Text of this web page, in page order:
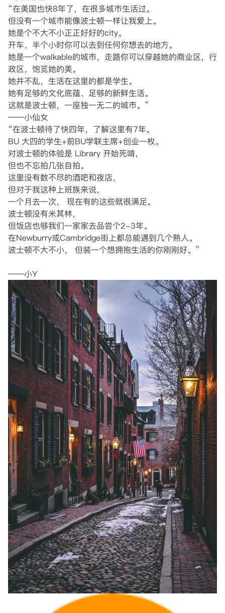
“在美国也快8年了，在很多城市生活过。
但没有一个城市能像波士顿一样让我爱上。
她是个不大不小正正好好的city。
开车，半个小时你可以去到任何你想去的地方。
她是一个walkable的城市，走路你可以穿越她的商业区，行
政区，饱览她的美。
她并不乱，生活在这里的都是学生。
她有足够的文化底蕴、足够的新鲜生活。
这就是波士顿，一座独一无二的城市。”
——小仙女
“在波士顿待了快四年，了解这里有7年。
BU 大四的学生+前BU学联主席+创业一枚。
对波士顿的体验是 Library 开始死啃，
但也不忘拍几张自拍。
这里没有数不尽的酒吧和夜店，
但对于我这种上班族来说，
一个月去一次， 现在有的这些就很满足。
波士顿没有米其林，
但饭店也够我们一家家去品尝个2-3年。
在Newburry或Cambridge街上都总能遇到几个熟人。
波士顿不大不小， 但装一个想拥抱生活的你刚刚好。”
——小Y